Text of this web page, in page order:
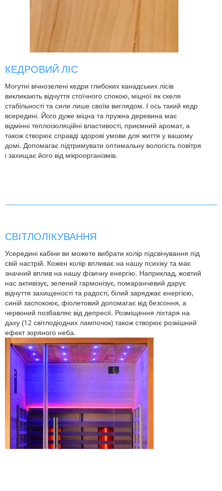
КЕДРОВИЙ ЛІС
Могутні вічнозелені кедри глибоких канадських лісів
викликають відчуття стоїчного спокою, міцної як скеля
стабільності та сили лише своїм виглядом. І ось такий кедр
всередині. Його дуже міцна та пружна деревина має
відмінні теплоізоляційні властивості, приємний аромат, а
також створює справді здорові умови для життя у вашому
домі. Допомагає підтримувати оптимальну вологість повітря
і захищає його від мікроорганізмів.
СВІТЛОЛІКУВАННЯ
Усередині кабіни ви можете вибрати колір підсвічування під
свій настрій. Кожен колір впливає на нашу психіку та має
значний вплив на нашу фізичну енергію. Наприклад, жовтий
нас активізує, зелений гармонізує, помаранчевий дарує
відчуття захищеності та радості, білий заряджає енергією,
синій заспокоює, фіолетовий допомагає від безсоння, а
червоний позбавляє від депресії. Розміщення ліхтаря на
даху (12 світлодіодних лампочок) також створює розкішний
ефект зоряного неба.